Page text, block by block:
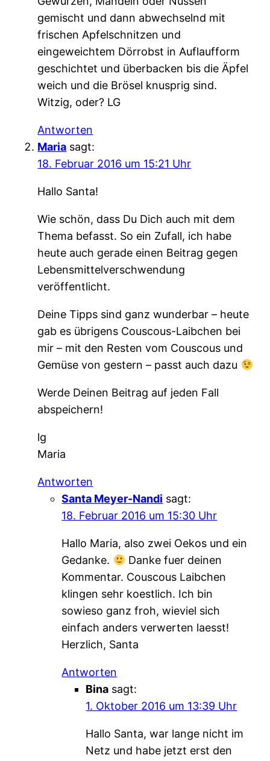
gemischt und dann abwechselnd mit
frischen Apfelschnitzen und
eingeweichtem Dörrobst in Auflaufform
geschichtet und überbacken bis die Äpfel
weich und die Brösel knusprig sind.
Witzig, oder? LG
Antworten
Maria sagt:
18. Februar 2016 um 15:21 Uhr
Hallo Santa!
Wie schön, dass Du Dich auch mit dem
Thema befasst. So ein Zufall, ich habe
heute auch gerade einen Beitrag gegen
Lebensmittelverschwendung
veröffentlicht.
Deine Tipps sind ganz wunderbar – heute
gab es übrigens Couscous-Laibchen bei
mir – mit den Resten vom Couscous und
Gemüse von gestern – passt auch dazu
Werde Deinen Beitrag auf jeden Fall
abspeichern!
lg
Maria
Antworten
Santa Meyer-Nandi sagt:
18. Februar 2016 um 15:30 Uhr
Hallo Maria, also zwei Oekos und ein
Gedanke.
Danke fuer deinen
Kommentar. Couscous Laibchen
klingen sehr koestlich. Ich bin
sowieso ganz froh, wieviel sich
einfach anders verwerten laesst!
Herzlich, Santa
Antworten
Bina sagt:
1. Oktober 2016 um 13:39 Uhr
Hallo Santa, war lange nicht im
Netz und habe jetzt erst den